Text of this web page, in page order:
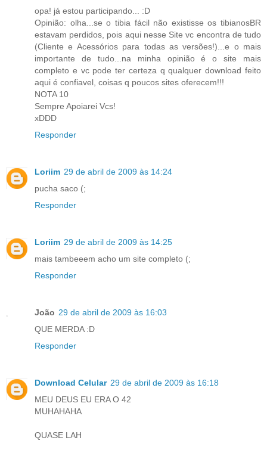
opa! já estou participando... :D
Opinião: olha...se o tibia fácil não existisse os tibianosBR
estavam perdidos, pois aqui nesse Site vc encontra de tudo
(Cliente e Acessórios para todas as versões!)...e o mais
importante de tudo...na minha opinião é o site mais
completo e vc pode ter certeza q qualquer download feito
aqui é confiavel, coisas q poucos sites oferecem!!!
NOTA 10
Sempre Apoiarei Vcs!
xDDD
Responder
Loriim 29 de abril de 2009 às 14:24
pucha saco (;
Responder
Loriim 29 de abril de 2009 às 14:25
mais tambeeem acho um site completo (;
Responder
João 29 de abril de 2009 às 16:03
QUE MERDA :D
Responder
Download Celular 29 de abril de 2009 às 16:18
MEU DEUS EU ERA O 42
MUHAHAHA
QUASE LAH